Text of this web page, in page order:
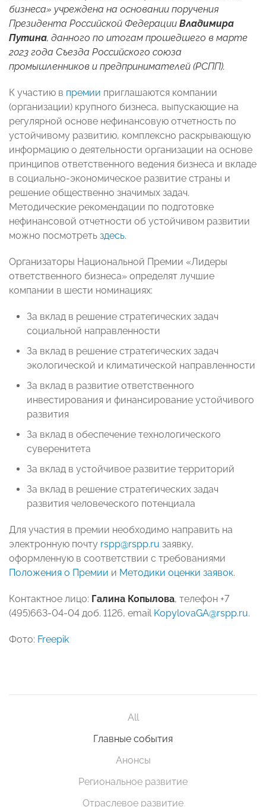
бизнеса» учреждена на основании поручения
Президента Российской Федерации Владимира
Путина, данного по итогам прошедшего в марте
2023 года Съезда Российского союза
промышленников и предпринимателей (РСПП).
К участию в премии приглашаются компании
(организации) крупного бизнеса, выпускающие на
регулярной основе нефинансовую отчетность по
устойчивому развитию, комплексно раскрывающую
информацию о деятельности организации на основе
принципов ответственного ведения бизнеса и вкладе
в социально-экономическое развитие страны и
решение общественно значимых задач.
Методические рекомендации по подготовке
нефинансовой отчетности об устойчивом развитии
можно посмотреть здесь.
Организаторы Национальной Премии «Лидеры
ответственного бизнеса» определят лучшие
компании в шести номинациях:
За вклад в решение стратегических задач
социальной направленности
За вклад в решение стратегических задач
экологической и климатической направленности
За вклад в развитие ответственного
инвестирования и финансирование устойчивого
развития
За вклад в обеспечение технологического
суверенитета
За вклад в устойчивое развитие территорий
За вклад в решение стратегических задач
развития человеческого потенциала
Для участия в премии необходимо направить на
электронную почту rspp@rspp.ru заявку,
оформленную в соответствии с требованиями
Положения о Премии и Методики оценки заявок.
Контактное лицо: Галина Копылова, телефон +7
(495)663-04-04 доб. 1126, email KopylovaGA@rspp.ru.
Фото: Freepik
All
Главные события
Анонсы
Региональное развитие
Отраслевое развитие